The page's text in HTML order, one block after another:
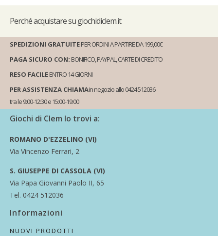
Perchéacquistare su giochidiclem.it
SPEDIZIONI GRATUITEPER ORDINI A PARTIRE DA 199,00€
PAGA SICURO CON: BONIFICO, PAYPAL, CARTE DI CREDITO
RESO FACILEENTRO 14 GIORNI
PER ASSISTENZA CHIAMAin negozio allo 0424 512036
tra le 9:00-12:30 e 15:00-19:00
Giochi di Clem lo trovi a:
ROMANO D'EZZELINO (VI)
Via Vincenzo Ferrari, 2
S. GIUSEPPE DI CASSOLA (VI)
Via Papa Giovanni Paolo II, 65
Tel. 0424 512036
Informazioni
NUOVI PRODOTTI